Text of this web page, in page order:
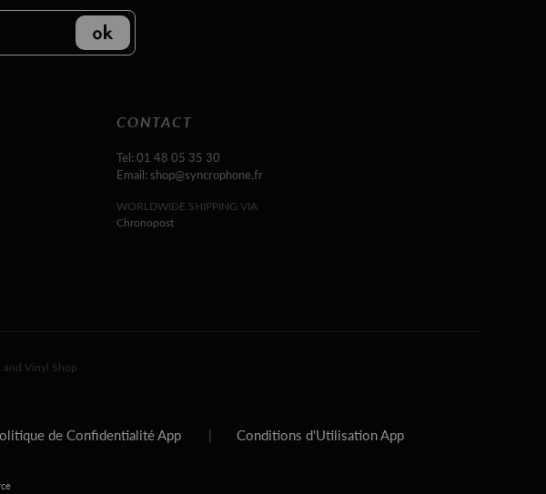
CONTACT
Tel: 01 48 05 35 30
Email: shop@syncrophone.fr
WORLDWIDE SHIPPING VIA
Chronopost
Vinyl Shop
de Confidentialité App | Conditions d'Utilisation App